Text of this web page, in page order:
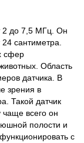
2 до 7,5 МГц. Он
сантиметра.
сфер
Область
датчика. В
зрения в
Такой датчик
всего он
полости и
с